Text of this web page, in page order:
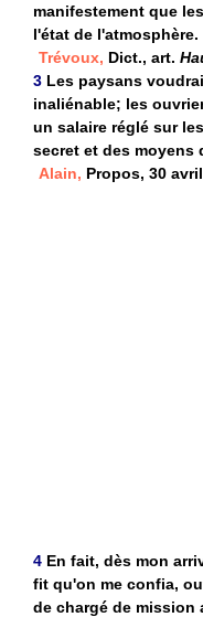
manifestement que
l'état de l'atmosphère.
Trévoux, Dict., art.
3 Les paysans
inaliénable; les
un salaire réglé sur
secret et des moyens
Alain, Propos, 30
4 En fait, dès mon
fit qu'on me confia,
de chargé de mission